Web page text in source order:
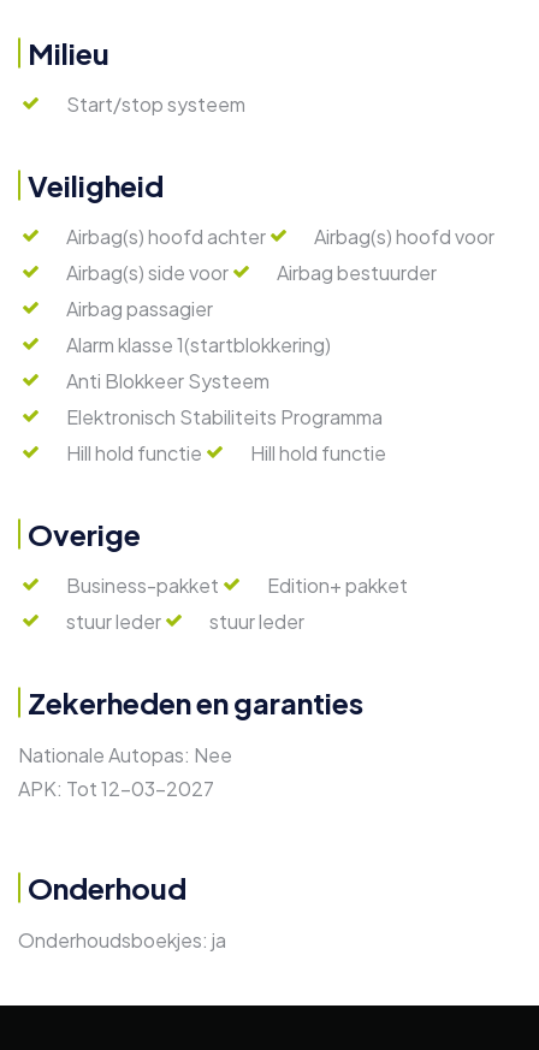
Milieu
Start/stop systeem
Veiligheid
Airbag(s) hoofd achter
Airbag(s) hoofd voor
Airbag(s) side voor
Airbag bestuurder
Airbag passagier
Alarm klasse 1(startblokkering)
Anti Blokkeer Systeem
Elektronisch Stabiliteits Programma
Hill hold functie
Hill hold functie
Overige
Business-pakket
Edition+ pakket
stuur leder
stuur leder
Zekerheden en garanties
Nationale Autopas: Nee
APK: Tot 12-03-2027
Onderhoud
Onderhoudsboekjes: ja